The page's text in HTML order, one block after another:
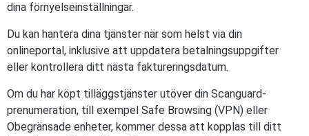
dina förnyelseinställningar.
Du kan hantera dina tjänster när som helst via din
onlineportal, inklusive att uppdatera betalningsuppgifter
eller kontrollera ditt nästa faktureringsdatum.
Om du har köpt tilläggstjänster utöver din Scanguard-
prenumeration, till exempel Safe Browsing (VPN) eller
Obegränsade enheter, kommer dessa att kopplas till ditt